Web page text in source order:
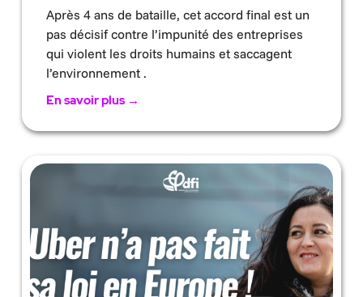
Après 4 ans de bataille, cet accord final est un
pas décisif contre l’impunité des entreprises
qui violent les droits humains et saccagent
l’environnement .
En savoir plus →